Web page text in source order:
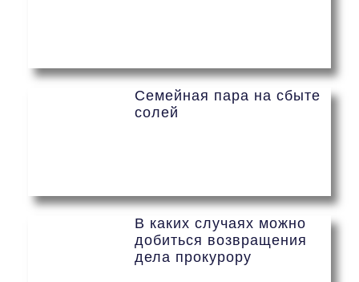
Семейная пара на сбыте
солей
В каких случаях можно
добиться возвращения
дела прокурору